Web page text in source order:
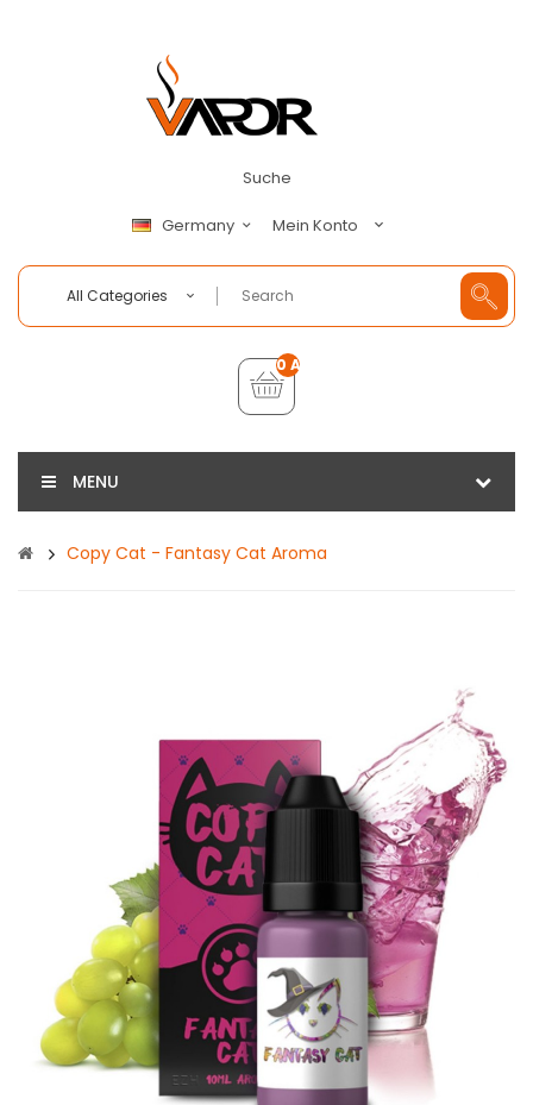
Suche
Germany Mein Konto
All Categories
0 Artikel - €0,00
MENU
Copy Cat - Fantasy Cat Aroma